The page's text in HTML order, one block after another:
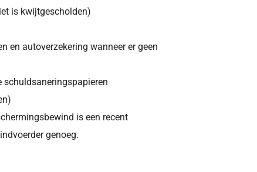
is kwijtgescholden)
en autoverzekering wanneer er geen
schuldsaneringspapieren
is een recent
genoeg.